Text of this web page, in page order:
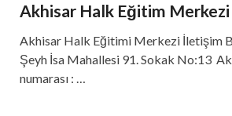
Akhisar Halk Eğitim
Akhisar Halk Eğitimi Merkezi İletişim
Şeyh İsa Mahallesi 91. Sokak No:13
numarası : …